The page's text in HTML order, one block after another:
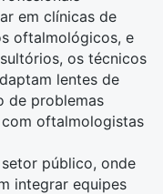
em clínicas de
oftalmológicos, e
os técnicos
lentes de
de problemas
oftalmologistas
público, onde
integrar equipes